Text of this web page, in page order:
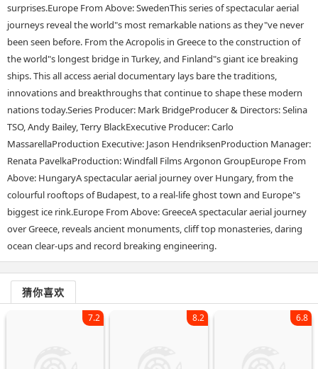
surprises.Europe From Above: SwedenThis series of spectacular aerial
journeys reveal the world"s most remarkable nations as they"ve never
been seen before. From the Acropolis in Greece to the construction of
the world"s longest bridge in Turkey, and Finland"s giant ice breaking
ships. This all access aerial documentary lays bare the traditions,
innovations and breakthroughs that continue to shape these modern
nations today.Series Producer: Mark BridgeProducer & Directors: Selina
TSO, Andy Bailey, Terry BlackExecutive Producer: Carlo
MassarellaProduction Executive: Jason HendriksenProduction Manager:
Renata PavelkaProduction: Windfall Films Argonon GroupEurope From
Above: HungaryA spectacular aerial journey over Hungary, from the
colourful rooftops of Budapest, to a real-life ghost town and Europe"s
biggest ice rink.Europe From Above: GreeceA spectacular aerial journey
over Greece, reveals ancient monuments, cliff top monasteries, daring
ocean clear-ups and record breaking engineering.
猜你喜欢
7.2 8.2 6.8